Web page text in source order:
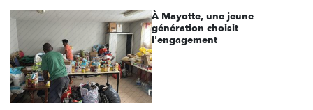
À Mayotte, une jeune
génération choisit
l'engagement